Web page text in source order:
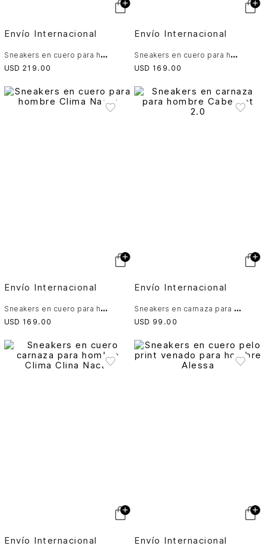
Envío Internacional
S
neakers en cuero para hombre Duna
USD 219 . 00
Envío Internacional
S
neakers en cuero para hombre Clima Nacar
USD 169 . 00
Envío Internacional
S
neakers en cuero para hombre Clima Nacar
USD 169 . 00
Envío Internacional
S
neakers en carnaza para hombre Cabernet 2.0
USD 99 .00
Envío Internacional Envío Internacional